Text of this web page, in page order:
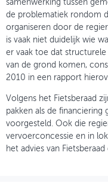
samenwerking tussen
de problematiek rondom
organiseren door de
is vaak niet duidelijk wie
er vaak toe dat
van de grond komen,
2010 in een rapport
Volgens het Fietsberaad
pakken als de financiering
voorgesteld. Ook die
vervoerconcessie en in
het advies van